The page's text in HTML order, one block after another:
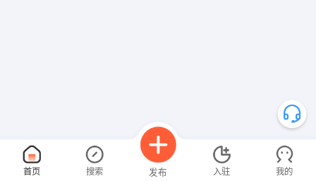
首页 搜索 发布 入驻 我的